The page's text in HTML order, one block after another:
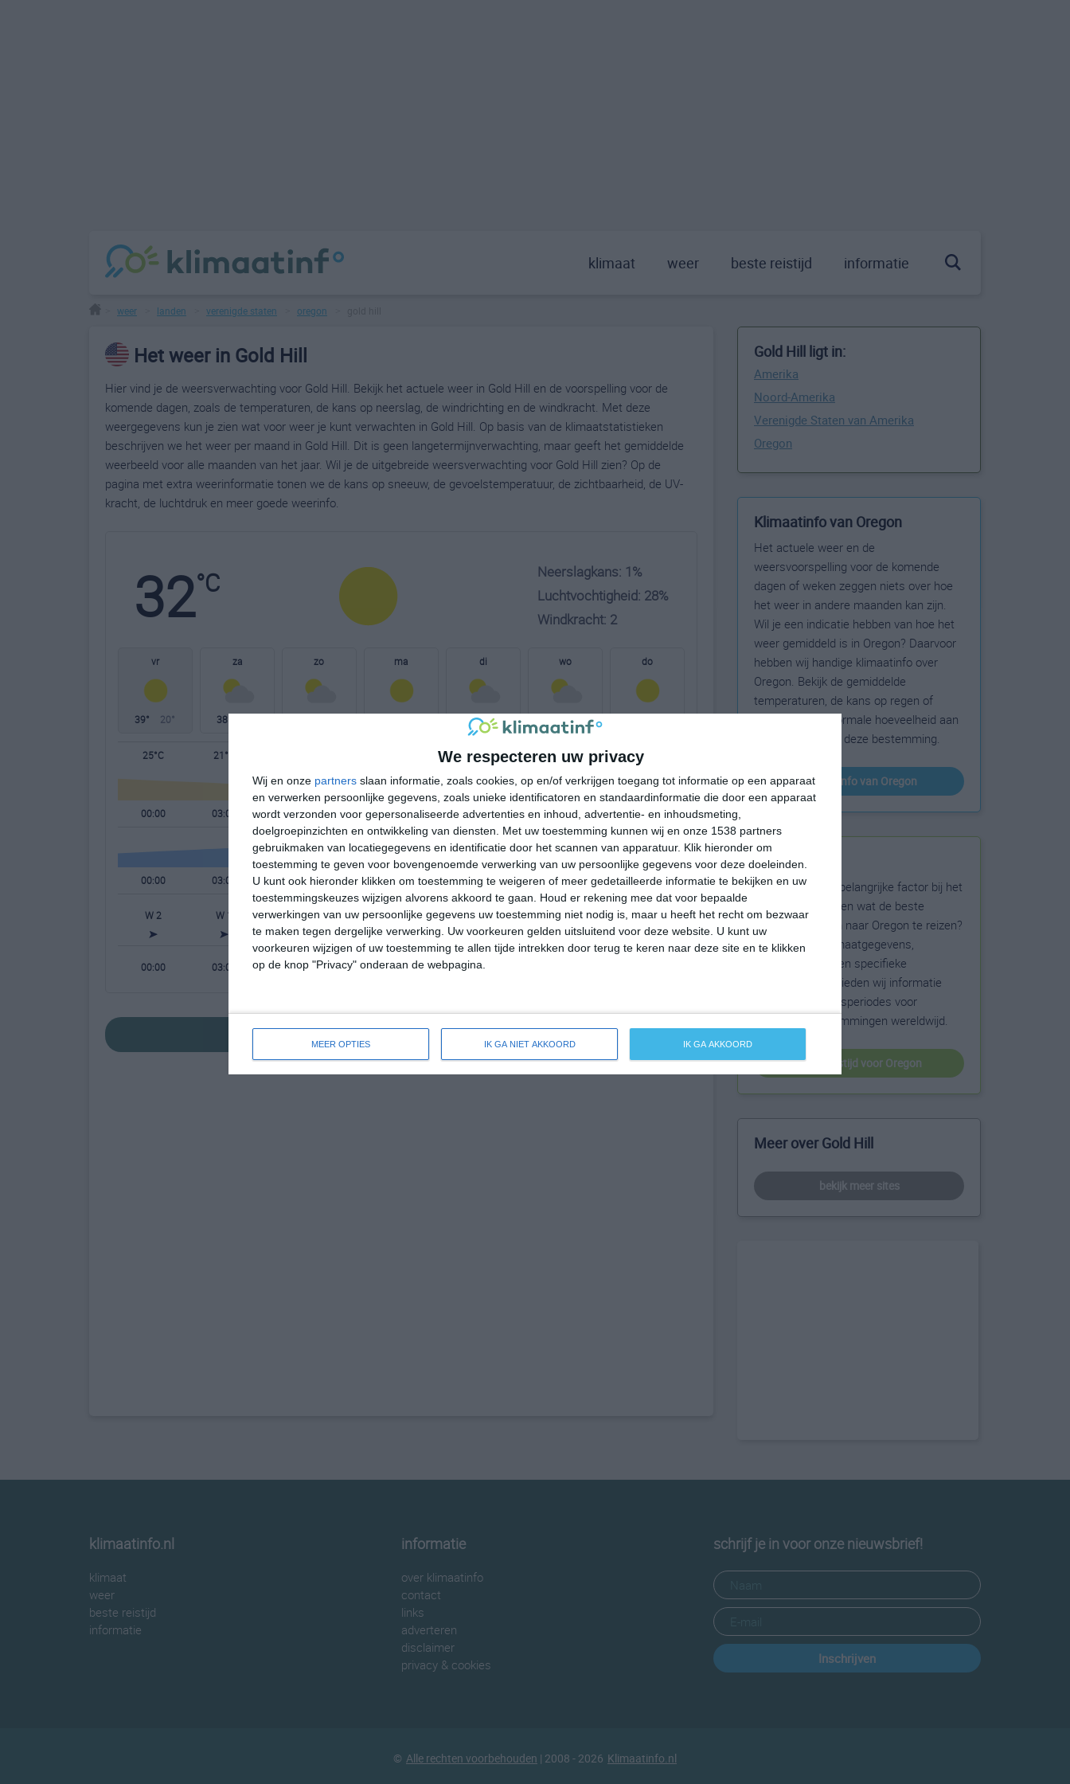
We respecteren uw privacy
Wij en onze partners slaan informatie, zoals cookies, op en/of verkrijgen toegang tot informatie op een apparaat
en verwerken persoonlijke gegevens, zoals unieke identificatoren en standaardinformatie die door een apparaat
wordt verzonden voor gepersonaliseerde advertenties en inhoud, advertentie- en inhoudsmeting,
doelgroepinzichten en ontwikkeling van diensten.
Met uw toestemming kunnen wij en onze 1538 partners
gebruikmaken van locatiegegevens en identificatie door het scannen van apparatuur. Klik hieronder om
toestemming te geven voor bovengenoemde verwerking van uw persoonlijke gegevens voor deze doeleinden.
U kunt ook hieronder klikken om toestemming te weigeren of meer gedetailleerde informatie te bekijken en uw
toestemmingskeuzes wijzigen alvorens akkoord te gaan.
Houd er rekening mee dat voor bepaalde
verwerkingen van uw persoonlijke gegevens uw toestemming niet nodig is, maar u heeft het recht om bezwaar
te maken tegen dergelijke verwerking. Uw voorkeuren gelden uitsluitend voor deze website. U kunt uw
voorkeuren wijzigen of uw toestemming te allen tijde intrekken door terug te keren naar deze site en te klikken
op de knop "Privacy" onderaan de webpagina.
MEER OPTIES IK GA NIET AKKOORD IK GA AKKOORD
klimaat weer beste reistijd informatie
weer landen verenigde staten oregon
Het weer in Gold Hill
Hier vind je de weersverwachting voor Gold Hill. Bekijk het actuele weer in Gold Hill en de voorspelling voor de
komende dagen, zoals de temperaturen, de kans op neerslag, de windrichting en de windkracht. Met deze
weergegevens kun je zien wat voor weer je kunt verwachten in Gold Hill. Op basis van de klimaatstatistieken
beschrijven we het weer per maand in Gold Hill. Dit is geen langetermijnverwachting, maar geeft het gemiddelde
weerbeeld voor alle maanden van het jaar. Wil je de uitgebreide weersverwachting voor Gold Hill zien? Op de
pagina met extra weerinformatie tonen we de kans op sneeuw, de gevoelstemperatuur, de zichtbaarheid, de UV-
kracht, de luchtdruk en meer goede weerinfo.
32°C
Neerslagkans: 1%
Luchtvochtigheid: 28%
Windkracht: 2
vr
39° 20°
za
38°
zo ma di
33° 14°
wo
14°
do
25°C 21°C 31°C 36°C 36°C 30°C
00:00 03:00 06:00 09:00 12:00 15:00 18:00 21:00
00:00 03:00 06:00 09:00 12:00 15:00 18:00 21:00
W 2 W 1 W 1 W 1 W 1 WNW 2 NNW 3 W 2
00:00 03:00 06:00 09:00 12:00
bekijk de uitgebreide weersverwachting voor Gold Hill
Gold Hill ligt in:
Amerika
Noord-Amerika
Verenigde Staten van Amerika
Oregon
Klimaatinfo van Oregon
Het actuele weer en de
weersvoorspelling voor de komende
dagen of weken zeggen niets over hoe
het weer in andere maanden kan zijn.
Wil je een indicatie hebben van hoe het
weer gemiddeld is in Oregon? Daarvoor
hebben wij handige klimaatinfo over
Oregon. Bekijk de gemiddelde
temperaturen, de kans op regen of
sneeuw en de normale hoeveelheid aan
zonneschijn voor deze bestemming.
klimaatinfo van Oregon
Beste reistijd
Het weer is een belangrijke factor bij het
reizen. Wil je weten wat de beste
maanden zijn om naar Oregon te reizen?
Op basis van klimaatgegevens,
weersextremen en specifieke
weerinformatie bieden wij informatie
over de beste reisperiodes voor
duizenden bestemmingen wereldwijd.
beste reistijd voor Oregon
Meer over Gold Hill
bekijk meer sites
klimaatinfo.nl
klimaat
weer
beste reistijd
informatie
informatie
over klimaatinfo
contact
links
adverteren
disclaimer
privacy & cookies
schrijf je in voor onze nieuwsbrief!
Inschrijven
© Alle rechten voorbehouden | 2008 - 2026 Klimaatinfo.nl